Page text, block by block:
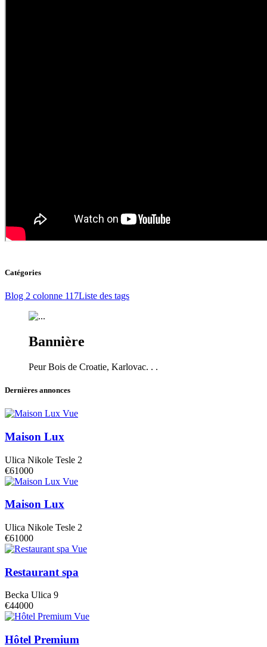
Catégories
Blog 2 colonne 117Liste des tags
Bannière
Peur Bois de Croatie, Karlovac. . .
Dernières annonces
Vue
Maison Lux
Ulica Nikole Tesle 2
€61000
Vue
Maison Lux
Ulica Nikole Tesle 2
€61000
Vue
Restaurant spa
Becka Ulica 9
€44000
Vue
Hôtel Premium